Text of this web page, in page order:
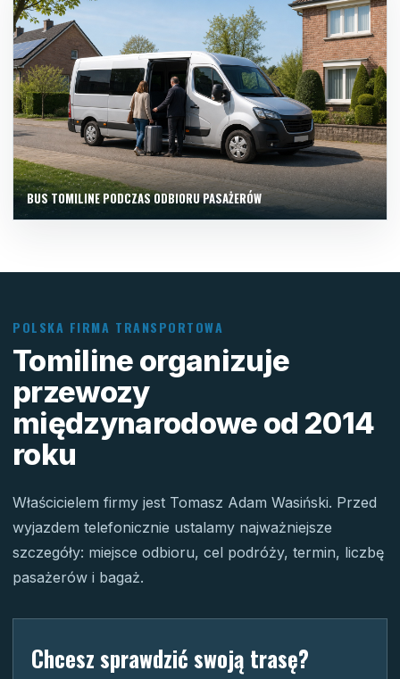
BUS TOMILINE PODCZAS ODBIORU PASAŻERÓW
POLSKA FIRMA TRANSPORTOWA
Tomiline organizuje
przewozy
międzynarodowe od 2014
roku
Właścicielem firmy jest Tomasz Adam Wasiński. Przed
wyjazdem telefonicznie ustalamy najważniejsze
szczegóły: miejsce odbioru, cel podróży, termin, liczbę
pasażerów i bagaż.
Chcesz sprawdzić swoją trasę?